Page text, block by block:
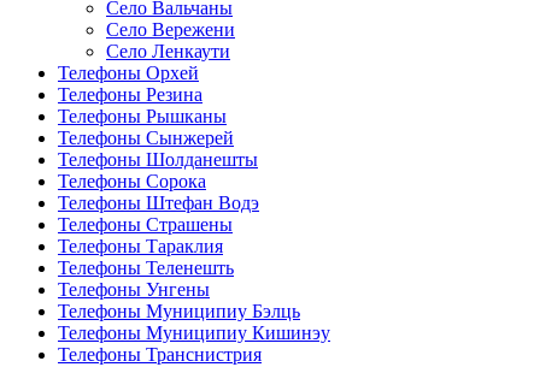
Село Вальчаны
Село Вережени
Село Ленкаути
Телефоны Орхей
Телефоны Резина
Телефоны Рышканы
Телефоны Сынжерей
Телефоны Шолданешты
Телефоны Сорока
Телефоны Штефан Водэ
Телефоны Страшены
Телефоны Тараклия
Телефоны Теленешть
Телефоны Унгены
Телефоны Муниципиу Бэлць
Телефоны Муниципиу Кишинэу
Телефоны Транснистрия